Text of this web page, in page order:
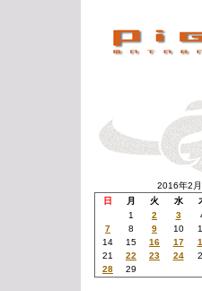
2016年2月
日
月 火 水
1
2 3
7
8 9 10
14
15 16 17
21
22 23 24
28
29